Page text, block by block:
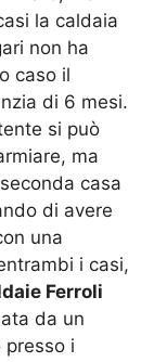
la caldaia
non ha
caso il
di 6 mesi.
si può
ma
casa
di avere
una
i casi,
Ferroli
da un
presso i